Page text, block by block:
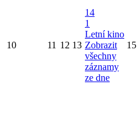
10 11 12 13
14
1
Letní kino
Zobrazit
všechny
záznamy
ze dne
15